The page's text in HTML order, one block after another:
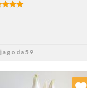
jagoda59
Dodaj do ulubionych